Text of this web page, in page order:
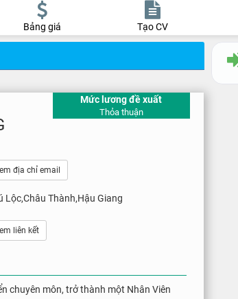
Bảng giá Tạo CV
địa chỉ email
Lộc,Châu Thành,Hậu Giang
liên kết
Mức lương đề xuất
Thỏa thuận
chuyên môn, trở thành một Nhân Viên